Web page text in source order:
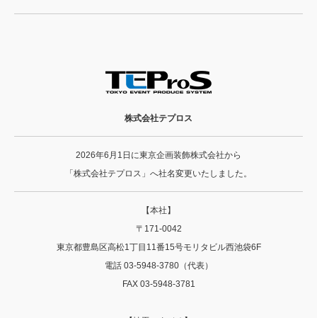
株式会社テプロス
2026年6月1日に東京企画装飾株式会社から
「株式会社テプロス」へ社名変更いたしました。
【本社】
〒171-0042
東京都豊島区高松1丁目11番15号モリタビル西池袋6F
電話 03-5948-3780（代表）
FAX 03-5948-3781